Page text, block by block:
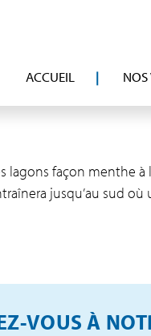
ACCUEIL NOS
lagons façon menthe
jusqu’au sud
VOUS À